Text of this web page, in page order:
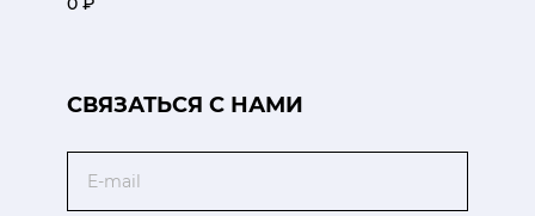
CВЯЗАТЬСЯ С НАМИ